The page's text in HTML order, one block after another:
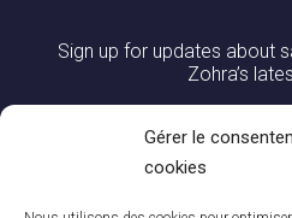
Gérer le
cookies
Sign up for updates about
Zohra’s